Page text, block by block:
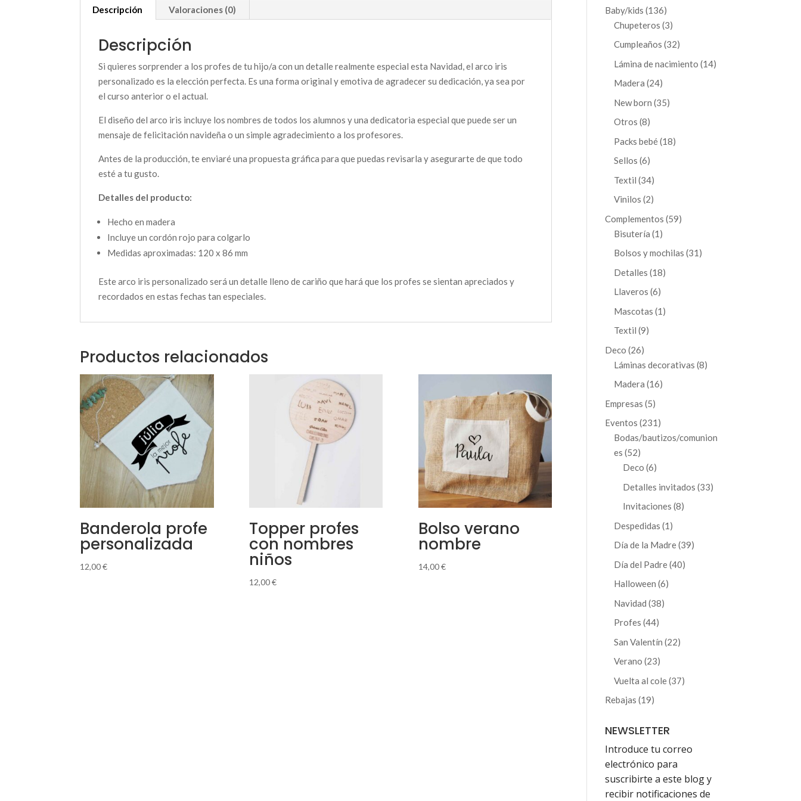
Descripción Valoraciones (0)
Descripción
Si quieres sorprender a los profes de tu hijo/a con un detalle realmente especial esta Navidad, el arco iris
personalizado es la elección perfecta. Es una forma original y emotiva de agradecer su dedicación, ya sea por
el curso anterior o el actual.
El diseño del arco iris incluye los nombres de todos los alumnos y una dedicatoria especial que puede ser un
mensaje de felicitación navideña o un simple agradecimiento a los profesores.
Antes de la producción, te enviaré una propuesta gráfica para que puedas revisarla y asegurarte de que todo
esté a tu gusto.
Detalles del producto:
Hecho en madera
Incluye un cordón rojo para colgarlo
Medidas aproximadas: 120 x 86 mm
Este arco iris personalizado será un detalle lleno de cariño que hará que los profes se sientan apreciados y
recordados en estas fechas tan especiales.
Productos relacionados
Banderola profe
personalizada
12,00€
Topper profes
con nombres
niños
12,00€
Bolso verano
nombre
14,00€
Baby/kids 136136
productos
Chupeteros 33
productos
Cumpleaños 3232
productos
Lámina de nacimiento 1414
Madera 2424
productos
New born 3535
Otros 88
productos
Packs bebé 1818
Sellos 66
productos
Textil 3434
productos
Vinilos 22
productos
Complementos 5959
Bisutería 1 1
producto
Bolsos y mochilas 31 31
Detalles 1818
Llaveros 66
productos
Mascotas 1 1
Textil 99
Deco 2626
productos
Láminas decorativas 88
Madera 1616
Empresas 55
productos
Eventos 231 231
productos
Bodas/bautizos/comunion
es 5252
productos
Deco 66
productos
Detalles invitados 3333
Invitaciones 88
Despedidas 1 1
producto
Día de la Madre 3939
Día del Padre 4040
Halloween 66
Navidad 3838
Profes 4444
productos
San Valentín 2222
Verano 2323
productos
Vuelta al cole 3737
Rebajas 1919
NEWSLETTER